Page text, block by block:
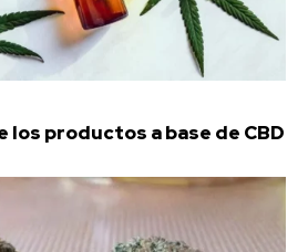
los productos a base de CBD